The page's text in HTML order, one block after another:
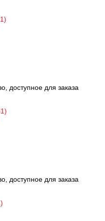
доступное для заказа
доступное для заказа